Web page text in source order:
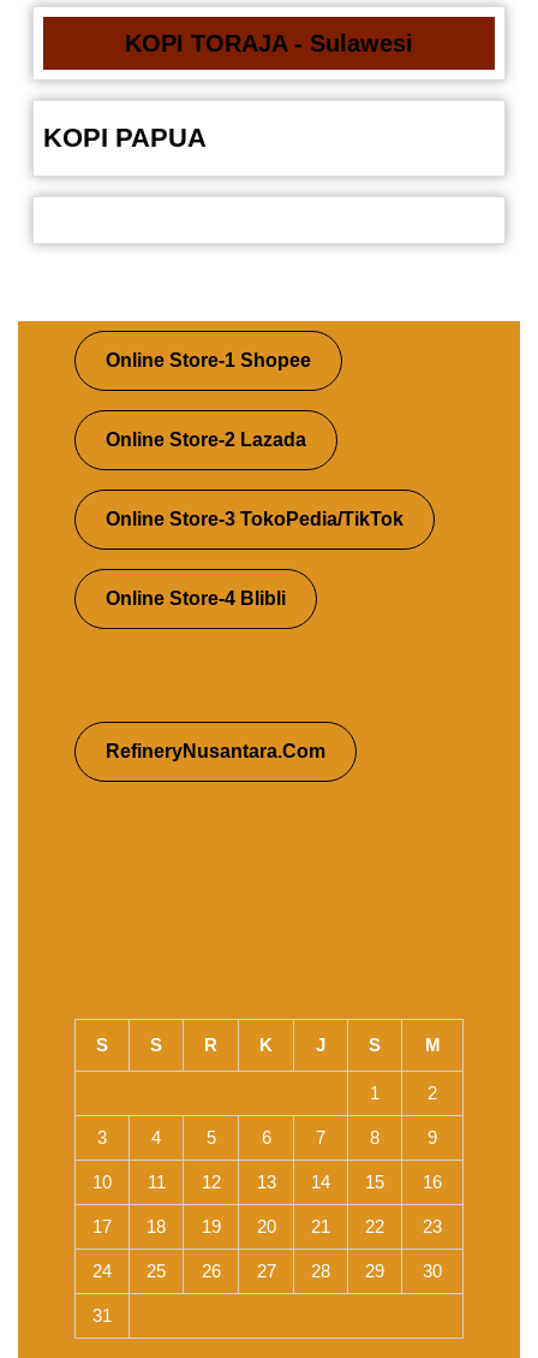
KOPI TORAJA - Sulawesi
KOPI PAPUA
Online Store-1 Shopee
Online Store-2 Lazada
Online Store-3 TokoPedia/TikTok
Online Store-4 Blibli
RefineryNusantara.Com
S S R K J S M
1 2
3 4 5 6 7 8 9
10 11 12 13 14 15 16
17 18 19 20 21 22 23
24 25 26 27 28 29 30
31